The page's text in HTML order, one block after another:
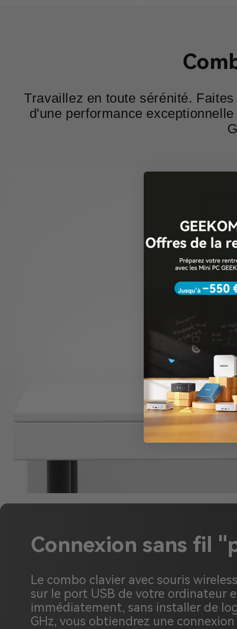
Travaillez en toute sérénité.
d'une performance
Connexion sans fil
Le combo clavier avec souris
sur le port USB de votre ordinateur
immédiatement, sans installer de
GHz, vous obtiendrez une